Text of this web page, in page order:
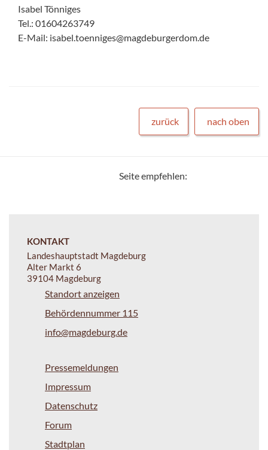
Isabel Tönniges
Tel.: 01604263749
E-Mail: isabel.toenniges@magdeburgerdom.de
zurück nach oben
Seite empfehlen:
KONTAKT
Landeshauptstadt Magdeburg
Alter Markt 6
39104 Magdeburg
Standort anzeigen
Behördennummer 115
info@magdeburg.de
Pressemeldungen
Impressum
Datenschutz
Forum
Stadtplan